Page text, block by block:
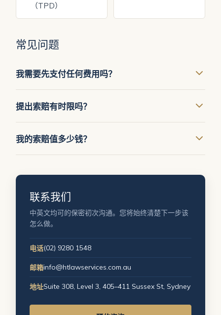
（TPD）
常见问题
我需要先支付任何费用吗？
从一开始就不必自掏腰包。在您正式委托前，我们会清
楚地说明费用如何计算——绝无意外。
提出索赔有时限吗？
以尽早寻求建议很重要。如果您不确定，请打给我们
——一次早期沟通不花一分钱，却能保护您的各种选
我的索赔值多少钱？
在初步评估之后，我们会给您一个现实的区间，而不是
联系我们
中英文均可的保密初次沟通。您将始终清楚下一步该
怎么做。
电话(02) 9280 1548
邮箱info@htlawservices.com.au
地址Suite 308, Level 3, 405–411 Sussex St, Sydney